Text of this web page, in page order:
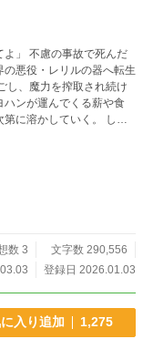
よ」 不慮の事故で死んだ
悪役・レリルの器へ転生
ハンが運んでくる薪や食
に溶かしていく。 しか
に脳内に流れ込む本物の
魔石化するという残酷
数 3
文字数 290,556
登録日 2026.01.03
入り追加 1,275